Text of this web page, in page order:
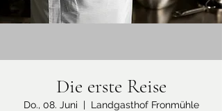
Die erste Reise
Do., 08. Juni
  |
Landgasthof Fronmühle